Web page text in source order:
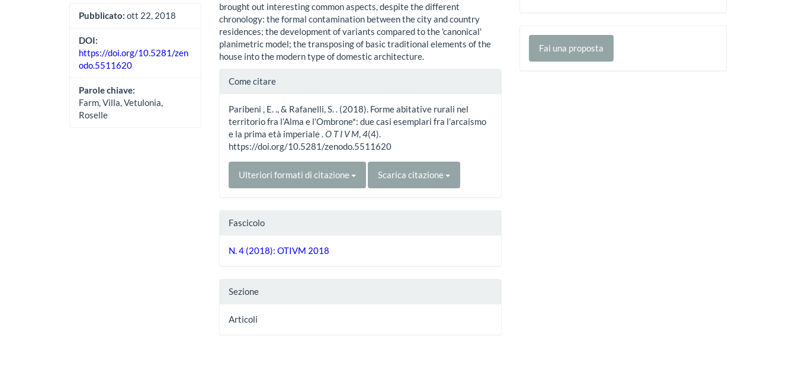
Pubblicato: ott 22, 2018
DOI:
https://doi.org/10.5281/zen
odo.5511620
Parole chiave:
Farm, Villa, Vetulonia,
Roselle
brought out interesting common aspects, despite the different
chronology: the formal contamination between the city and country
residences; the development of variants compared to the 'canonical'
planimetric model; the transposing of basic traditional elements of the
house into the modern type of domestic architecture.
Dettagli
Come citare
Paribeni , E. ., & Rafanelli, S. . (2018). Forme abitative rurali nel
territorio fra l’Alma e l’Ombrone*: due casi esemplari fra l’arcaismo
e la prima età imperiale .O T I V M,4(4).
https://doi.org/10.5281/zenodo.5511620
Ulteriori formati di citazione Scarica citazione
Fascicolo
N. 4 (2018): OTIVM 2018
Sezione
Articoli
Fai
unaFai una proposta